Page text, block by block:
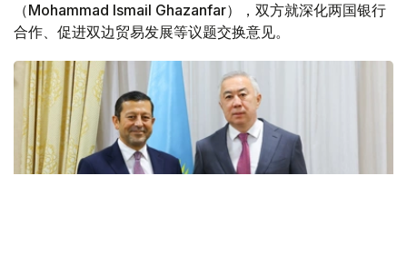
（Mohammad Ismail Ghazanfar），双方就深化两国银行
合作、促进双边贸易发展等议题交换意见。